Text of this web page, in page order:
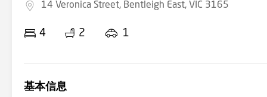
14 Veronica Street, Bentleigh East, VIC 3165
4 2 1
基本信息